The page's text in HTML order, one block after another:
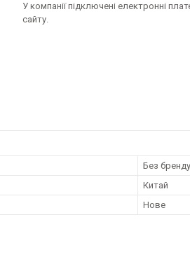
У компанії підключені електронні
сайту.
Без бренду
Китай
Нове